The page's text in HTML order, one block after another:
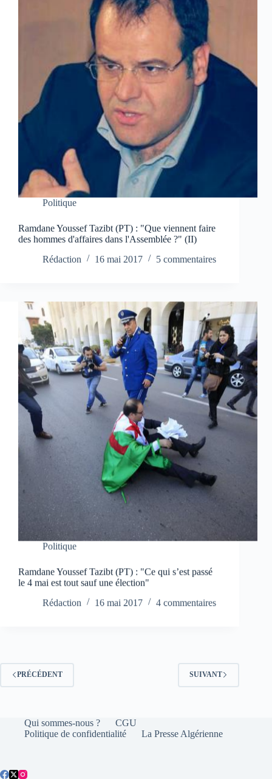
Politique
Ramdane Youssef Tazibt (PT) : "Que viennent faire
des hommes d'affaires dans l'Assemblée ?" (II)
Rédaction
16 mai 2017 5 commentaires
Politique
Ramdane Youssef Tazibt (PT) : "Ce qui s’est passé
le 4 mai est tout sauf une élection"
Rédaction
16 mai 2017 4 commentaires
PRÉCÉDENT SUIVANT
Qui sommes-nous ?
CGU
Politique de confidentialité
La Presse Algérienne